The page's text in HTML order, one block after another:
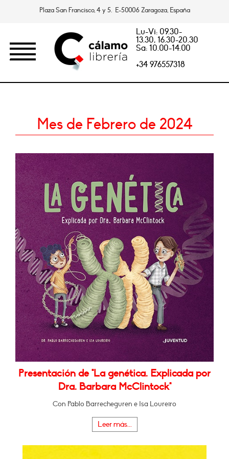
Plaza San Francisco, 4 y 5. E-50006 Zaragoza, España
Lu-Vi: 09.30-
13.30, 16.30-20.30
Sa: 10.00-14.00
+34 976557318
Mes de Febrero de 2024
Presentación de "La genética. Explicada por
Dra. Barbara McClintock"
Con Pablo Barrecheguren e Isa Loureiro
Leer más...